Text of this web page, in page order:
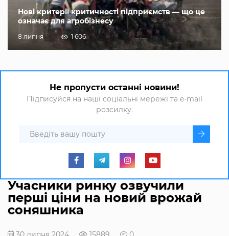
Нові критерії критичності підприємств — що це
означає для агробізнесу
8 липня 1 606
Не пропусти останні новини!
Підписуйся на наші соціальні мережі та e-mail
розсилку.
Учасники ринку озвучили
перші ціни на новий врожай
соняшника